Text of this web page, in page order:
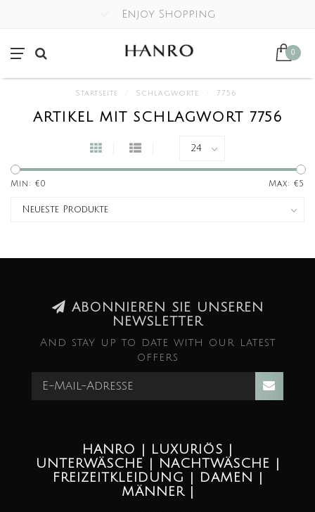
Enjoy Shopping
0
Startseite Schlagworte 7756
ARTIKEL MIT SCHLAGWORT 7756
Min: €0 Max: €5
ABONNIEREN SIE UNSEREN
NEWSLETTER
And stay up to date with our latest
offers
HANRO | LUXURIÖS |
UNTERWÄSCHE | NACHTWÄSCHE |
FREIZEITKLEIDUNG | DAMEN |
MÄNNER |